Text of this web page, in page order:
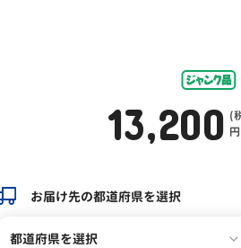
13,200 (
円
お届け先の都道府県を選択
都道府県を選択